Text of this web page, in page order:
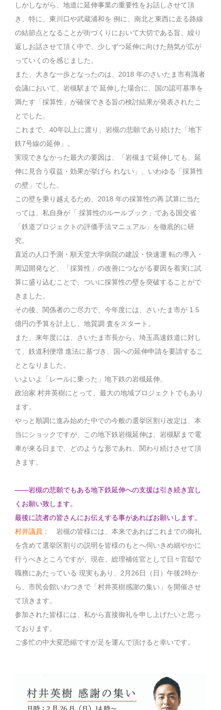
しかしながら、地道に延伸事業の重要性をお話しさせて頂
き、特に、東川口や武蔵浦和を 例に、南北と東西に走る路線
の結節点となることが街づくりにおいて大切である旨、繰り
返しお話させて頂く中で、少しずつ延伸に向けた熱気が広が
っていくのを感じました。
また、大きな一歩となったのは、2018 年のさいたま市有識者
会議において、岩槻駅まで 延伸した場合に、国の認可基準を
満たす「採算性」が確保できる旨の検討結果が発表されたこ
とでした。
これまで、40年以上に渡り、岩槻の悲願であり続けた「地下
鉄7号線の延伸」。
実現できなかった最大の要因は、「岩槻まで延伸しても、延
伸に見合う収益・効果が挙げら れない」、いわゆる「採算性
の壁」でした。
この壁を乗り越えるため、2018 年の採算性の再 試算に当た
っては、私自身が「 採算性のルールブック」である国交省
「鉄道プロジェクトの評価手法マニュアル」を徹底的に研
究。
直近の人口予測・順天堂大学病院の建設・快速運 転の導入・
周辺開発など、「採算性」の改善につながる要因を着実に試
算に盛り込むことで、ついに採算性の壁を突破することがで
きました。
その後、関係者のご尽力で、今年度には、さいたま市が 1.5
億円の予算を計上し、地質調 査をスタート。
また、来年度には、さいたま市長から、埼玉高速鉄道に対し
て、鉄道利便増 進法に基づき、国への延伸申請を要請するこ
ととなりました。
いよいよ「レールに乗った」地下鉄の岩槻延伸。
政治家 村井英樹にとって、最大の地域プロジェクトでもあり
ます。
やっと順調に進み始めた中での今般の選挙区割り改定は、本
当にショックですが、この地下鉄岩槻延伸は、岩槻駅まで電
車が来る日まで、どのような形であれ、関わり続けさせて頂
きます。
――岩槻の悲願でもある地下鉄延伸への支援は引き続き宜し
くお願い致します。
最後に読者の皆さんにお伝えする事があればお願いします。
村井議員：
岩槻の皆様には、本来であればこれまでの御礼
を含めて選挙区割りの説明を皆様のもとへ伺いきめ細やかに
行うべきところですが、現在、総理補佐官として日々官邸で
職務にあたっている 現実もあり、2月26日（日）午後2時か
ら、市民会館いわつきで「村井英樹感謝の集い」を開催させ
て頂きます。
参加された皆様には、私から直接御礼を申し上げたいと思っ
ております。
ご多忙の中大変恐縮ですが足を運んで頂けると幸いです。